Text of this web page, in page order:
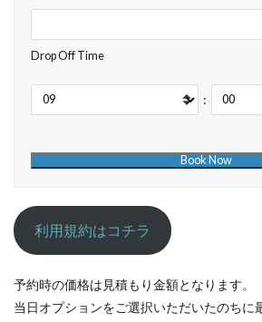
Drop Off Time
:
利用規約はコチラ
予約時の価格は見積もり金額となります。
当日オプションをご選択いただいたのちに